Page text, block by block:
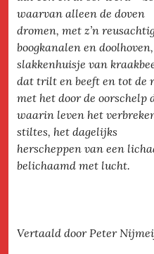
waarvan alleen de doven
dromen, met z’n
boogkanalen en doolhoven,
slakkenhuisje van
dat trilt en beeft en tot de
met het door de oorschelp
waarin leven het
stiltes, het dagelijks
herscheppen van een
belichaamd met lucht.
Vertaald door Peter